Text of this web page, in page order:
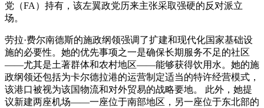
党（FA）持有，该左翼政党历来主张采取强硬的反对派立
场。
劳拉·费尔南德斯的施政纲领强调了扩建和现代化国家基础设
施的必要性。她的优先事项之一是确保长期服务不足的社区
——尤其是土著群体和农村地区——能够获得饮用水。她的施
政纲领还包括为卡尔德拉港的运营制定适当的特许经营模式，
该港口被视为该国物流和对外贸易的战略要地。 此外，她提
议新建两座机场——一座位于南部地区，另一座位于东北部的